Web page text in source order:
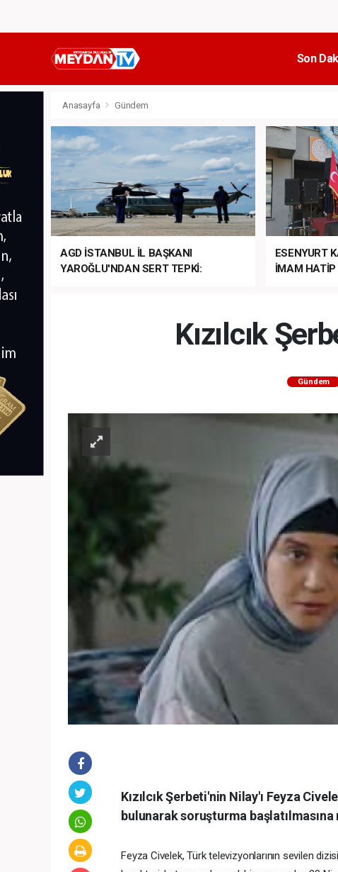
Son
Anasayfa Gündem
AGD İSTANBUL İL BAŞKANI
YAROĞLU'NDAN SERT TEPKİ:
ESENYURT
İMAM HATİP
Kızılcık
Gündem
Kızılcık Şerbeti'nin Nilay'ı Feyza
bulunarak soruşturma başlatılmasına
Feyza Civelek, Türk televizyonlarının sevilen dizisi